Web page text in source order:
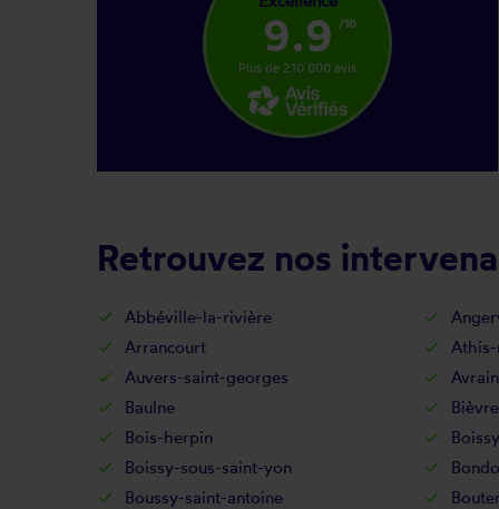
9.9 /10
Plus de 210 000 avis
Retrouvez nos
Abbéville-la-rivière
Arrancourt
Auvers-saint-georges
Baulne
Bois-herpin
Boissy-sous-saint-yon
Boussy-saint-antoine